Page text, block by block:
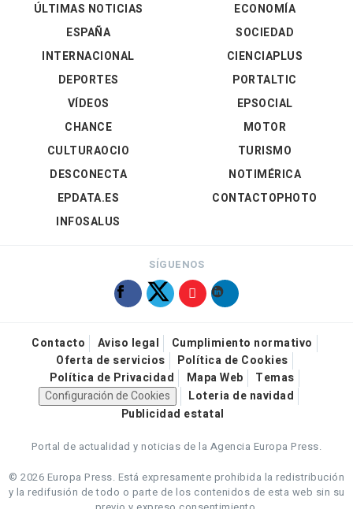
ÚLTIMAS NOTICIAS
ESPAÑA
INTERNACIONAL
DEPORTES
VÍDEOS
ECONOMÍA
SOCIEDAD
CIENCIAPLUS
PORTALTIC
EPSOCIAL
CHANCE
CULTURAOCIO
DESCONECTA
EPDATA.ES
INFOSALUS
MOTOR
TURISMO
NOTIMÉRICA
CONTACTOPHOTO
SÍGUENOS
Contacto Aviso legal
Cumplimiento normativo
Oferta de servicios
Política de Cookies
Política de Privacidad
Mapa Web
Temas
Configuración de Cookies
Loteria de navidad
Publicidad estatal
Portal de actualidad y noticias de la Agencia Europa Press.
© 2026 Europa Press. Está expresamente prohibida la redistribución
y la redifusión de todo o parte de los contenidos de esta web sin su